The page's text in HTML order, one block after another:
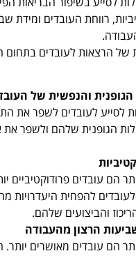
רווחת העובדים ומידת
של הרצאות לעובדים בתחום
הגופנית והנפשית של
לסייע לעובדים לשפר את
הגופנית שלהם ולשפר את
הם עובדים פרודוקטיביים
לעובדים להפחית היעדרויות
והביצועים שלהם.
הרצון מהעבודה
הם עובדים מאושרים יותר.